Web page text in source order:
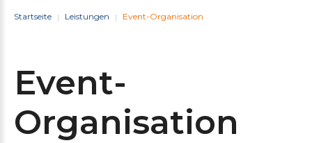
Startseite | Leistungen | Event-Organisation
Event-
Organisation